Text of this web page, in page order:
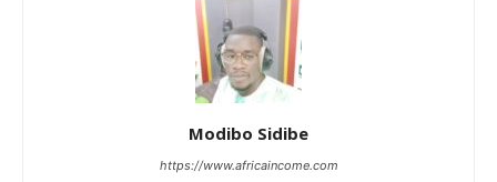
Modibo Sidibe
https://www.africaincome.com